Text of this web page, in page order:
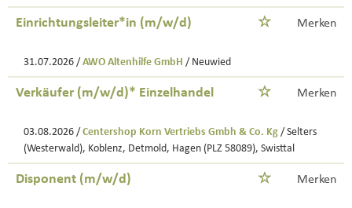
Einrichtungsleiter*in (m/w/d) Merken
31.07.2026 / AWO Altenhilfe GmbH / Neuwied
Verkäufer (m/w/d)* Einzelhandel Merken
03.08.2026 / Centershop Korn Vertriebs Gmbh & Co. Kg / Selters
(Westerwald), Koblenz, Detmold, Hagen (PLZ 58089), Swisttal
Disponent (m/w/d) Merken